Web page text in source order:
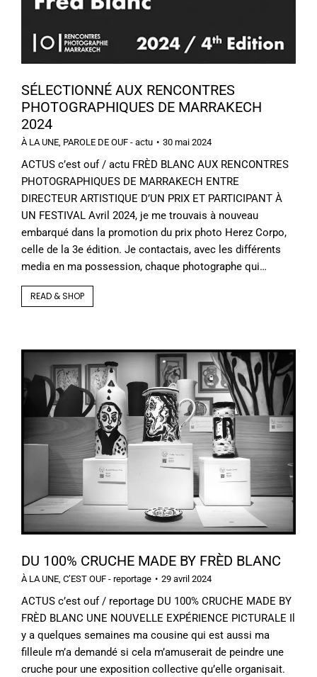
SÉLECTIONNÉ AUX RENCONTRES
PHOTOGRAPHIQUES DE MARRAKECH
2024
À LA UNE, PAROLE DE OUF - actu 30 mai 2024
ACTUS c’est ouf / actu FRÈD BLANC AUX RENCONTRES
PHOTOGRAPHIQUES DE MARRAKECH ENTRE
DIRECTEUR ARTISTIQUE D’UN PRIX ET PARTICIPANT À
UN FESTIVAL Avril 2024, je me trouvais à nouveau
embarqué dans la promotion du prix photo Herez Corpo,
celle de la 3e édition. Je contactais, avec les différents
media en ma possession, chaque photographe qui…
READ & SHOP
DU 100% CRUCHE MADE BY FRÈD BLANC
À LA UNE, C’EST OUF - reportage 29 avril 2024
ACTUS c’est ouf / reportage DU 100% CRUCHE MADE BY
FRÈD BLANC UNE NOUVELLE EXPÉRIENCE PICTURALE Il
y a quelques semaines ma cousine qui est aussi ma
filleule m’a demandé si cela m’amuserait de peindre une
cruche pour une exposition collective qu’elle organisait.